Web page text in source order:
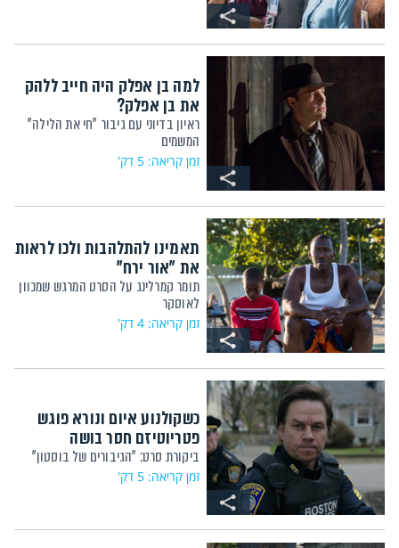
למה בן אפלק היה חייב ללהק
את בן אפלק?
ראיון בדיוני עם גיבור "חי את הלילה"
המשמים
זמן קריאה: 5 דק'
תאמינו להתלהבות ולכו לראות
את "אור ירח"
תומר קמרלינג על הסרט המרגש שמכוון
לאוסקר
זמן קריאה: 4 דק'
כשקולנוע איום ונורא פוגש
פטריוטיזם חסר בושה
ביקורת סרט: "הגיבורים של בוסטון"
זמן קריאה: 5 דק'